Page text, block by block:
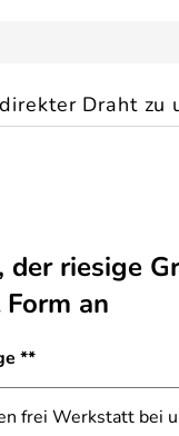
Draht zu
der riesige
an
**
frei Werkstatt bei